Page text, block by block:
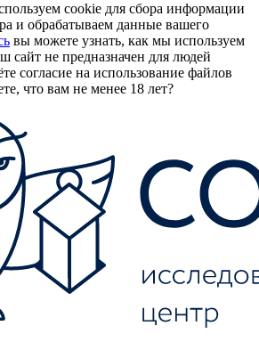
cookie для сбора информации
и обрабатываем данные вашего
вы можете узнать, как мы используем
сайт не предназначен для людей
согласие на использование файлов
что вам не менее 18 лет?